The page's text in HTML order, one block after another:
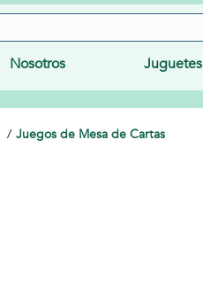
Nosotros Juguetes
Juegos de Mesa de Cartas